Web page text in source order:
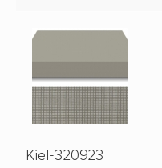
Kiel-320923